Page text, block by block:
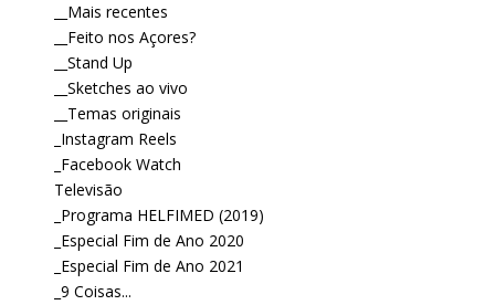
__Mais recentes
__Feito nos Açores?
__Stand Up
__Sketches ao vivo
__Temas originais
_Instagram Reels
_Facebook Watch
Televisão
_Programa HELFIMED (2019)
_Especial Fim de Ano 2020
_Especial Fim de Ano 2021
_9 Coisas...